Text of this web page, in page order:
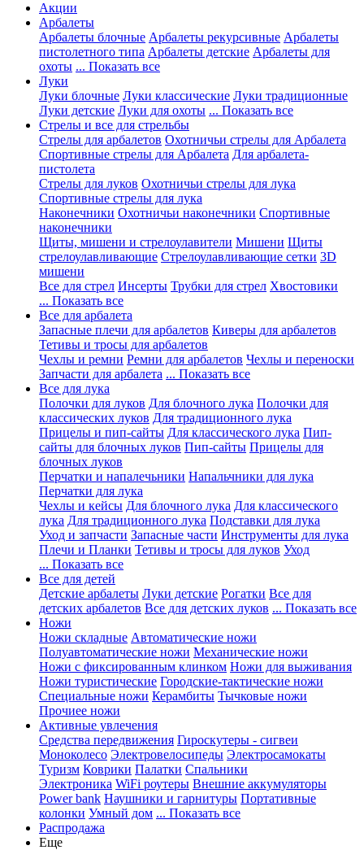
Акции
Арбалеты
Арбалеты блочные Арбалеты рекурсивные Арбалеты
пистолетного типа Арбалеты детские Арбалеты для
охоты ... Показать все
Луки
Луки блочные Луки классические Луки традиционные
Луки детские Луки для охоты ... Показать все
Стрелы и все для стрельбы
Стрелы для арбалетов Охотничьи стрелы для Арбалета
Спортивные стрелы для Арбалета Для арбалета-
пистолета
Стрелы для луков Охотничьи стрелы для лука
Спортивные стрелы для лука
Наконечники Охотничьи наконечники Спортивные
наконечники
Щиты, мишени и стрелоулавители Мишени Щиты
стрелоулавливающие Стрелоулавливающие сетки 3D
мишени
Все для стрел Инсерты Трубки для стрел Хвостовики
... Показать все
Все для арбалета
Запасные плечи для арбалетов Киверы для арбалетов
Тетивы и тросы для арбалетов
Чехлы и ремни Ремни для арбалетов Чехлы и переноски
Запчасти для арбалета ... Показать все
Все для лука
Полочки для луков Для блочного лука Полочки для
классических луков Для традиционного лука
Прицелы и пип-сайты Для классического лука Пип-
сайты для блочных луков Пип-сайты Прицелы для
блочных луков
Перчатки и напалечьники Напальчники для лука
Перчатки для лука
Чехлы и кейсы Для блочного лука Для классического
лука Для традиционного лука Подставки для лука
Уход и запчасти Запасные части Инструменты для лука
Плечи и Планки Тетивы и тросы для луков Уход
... Показать все
Все для детей
Детские арбалеты Луки детские Рогатки Все для
детских арбалетов Все для детских луков ... Показать все
Ножи
Ножи складные Автоматические ножи
Полуавтоматические ножи Механические ножи
Ножи с фиксированным клинком Ножи для выживания
Ножи туристические Городские-тактические ножи
Специальные ножи Керамбиты Тычковые ножи
Прочиее ножи
Активные увлечения
Средства передвижения Гироскутеры - сигвеи
Моноколесо Электровелосипеды Электросамокаты
Туризм Коврики Палатки Спальники
Электроника WiFi роутеры Внешние аккумуляторы
Power bank Наушники и гарнитуры Портативные
колонки Умный дом ... Показать все
Распродажа
Еще